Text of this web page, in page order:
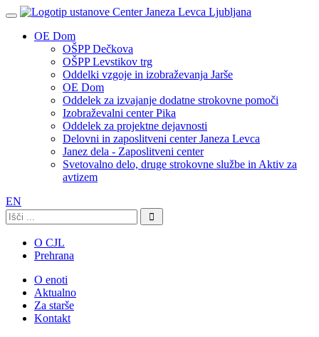
OE Dom
OŠPP Dečkova
OŠPP Levstikov trg
Oddelki vzgoje in izobraževanja Jarše
OE Dom
Oddelek za izvajanje dodatne strokovne pomoči
Izobraževalni center Pika
Oddelek za projektne dejavnosti
Delovni in zaposlitveni center Janeza Levca
Janez dela - Zaposlitveni center
Svetovalno delo, druge strokovne službe in Aktiv za
avtizem
EN
Išči:
O CJL
Prehrana
O enoti
Aktualno
Za starše
Kontakt